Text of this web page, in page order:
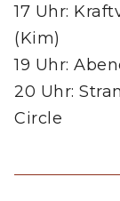
17 Uhr:
(Kim)
19 Uhr:
20 Uhr:
Circle